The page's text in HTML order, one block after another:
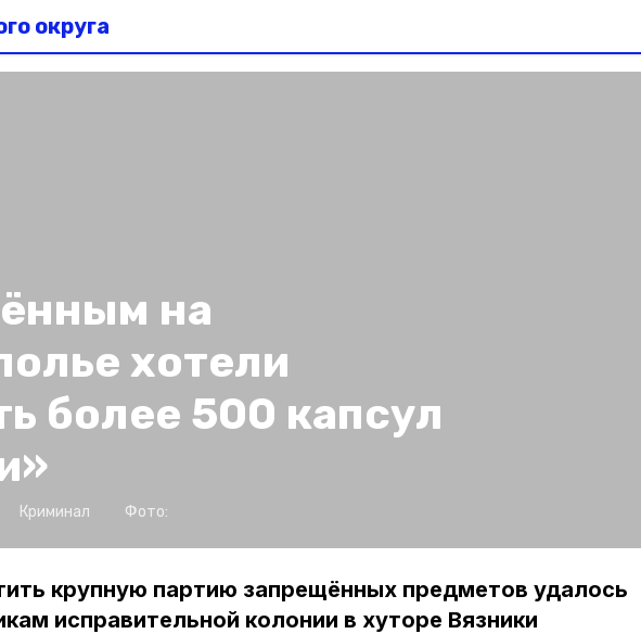
округа
на
хотели
более 500 капсул
Криминал Фото:
крупную партию запрещённых предметов удалось
исправительной колонии в хуторе Вязники